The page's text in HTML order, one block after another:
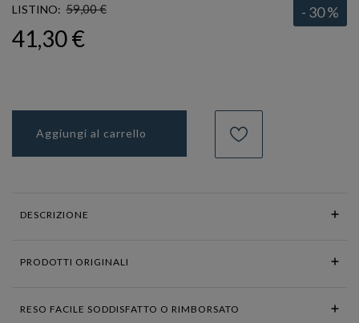
LISTINO: 59,00 € - 30 %
41,30 €
Aggiungi al carrello
DESCRIZIONE
PRODOTTI ORIGINALI
RESO FACILE SODDISFATTO O RIMBORSATO